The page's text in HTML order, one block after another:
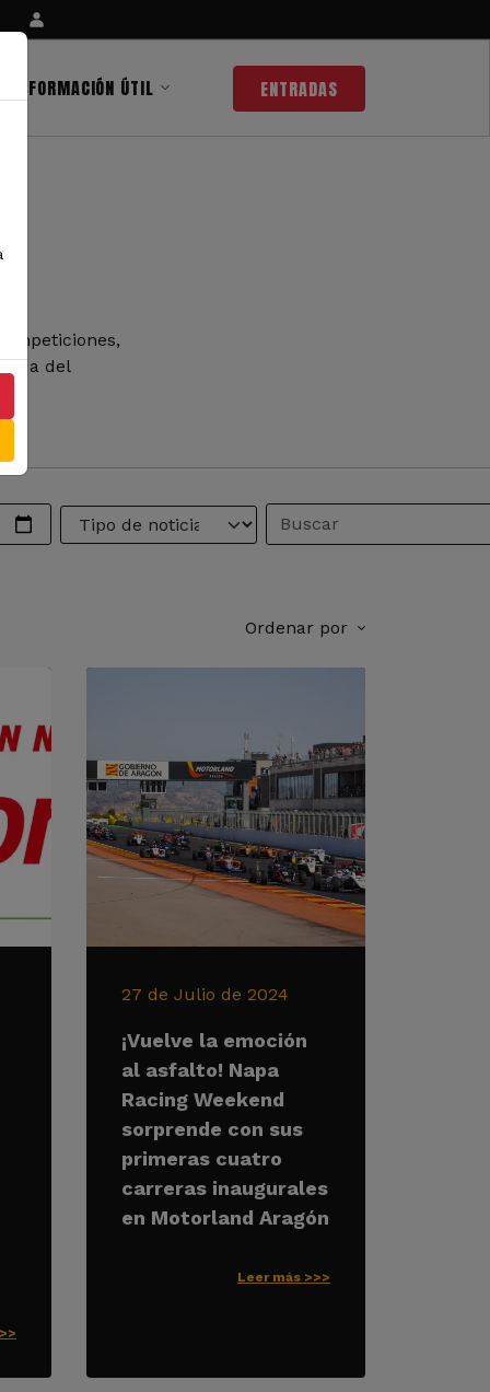
INFORMACIÓN ÚTIL ENTRADAS
del
Ordenar por
27 de Julio de 2024
¡Vuelve la emoción
al asfalto! Napa
Racing Weekend
sorprende con sus
primeras cuatro
carreras inaugurales
en Motorland Aragón
Leer más >>>